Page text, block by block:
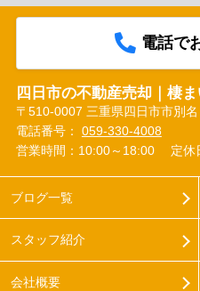
電話で
四日市の不動産売却｜棲
〒510-0007 三重県四日市市別名
電話番号： 059-330-4008
営業時間：10:00～18:00
定休
ブログ一覧
スタッフ紹介
会社概要